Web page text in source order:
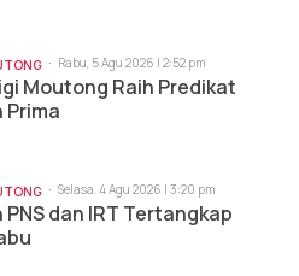
Rabu, 5 Agu 2026 | 2:52 pm
Moutong Raih Predikat
Prima
Selasa, 4 Agu 2026 | 3:20 pm
dan IRT Tertangkap